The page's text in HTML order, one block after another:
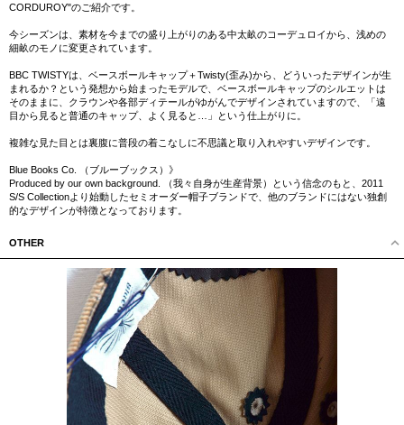
CORDUROY"のご紹介です。
今シーズンは、素材を今までの盛り上がりのある中太畝のコーデュロイから、浅めの
細畝のモノに変更されています。
BBC TWISTYは、ベースボールキャップ＋Twisty(歪み)から、どういったデザインが生
まれるか？という発想から始まったモデルで、ベースボールキャップのシルエットは
そのままに、クラウンや各部ディテールがゆがんでデザインされていますので、「遠
目から見ると普通のキャップ、よく見ると…」という仕上がりに。
複雑な見た目とは裏腹に普段の着こなしに不思議と取り入れやすいデザインです。
Blue Books Co. （ブルーブックス）》
Produced by our own background. （我々自身が生産背景）という信念のもと、2011
S/S Collectionより始動したセミオーダー帽子ブランドで、他のブランドにはない独創
的なデザインが特徴となっております。
OTHER